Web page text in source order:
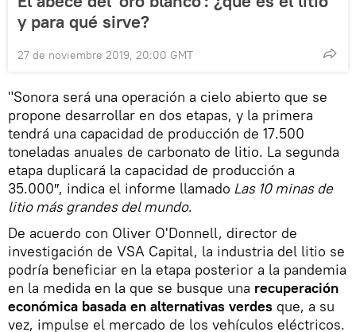
y para qué sirve?
27 de noviembre 2019, 20:00 GMT
"Sonora será una operación a cielo abierto que se
propone desarrollar en dos etapas, y la primera
tendrá una capacidad de producción de 17.500
toneladas anuales de carbonato de litio. La segunda
etapa duplicará la capacidad de producción a
35.000″, indica el informe llamado Las 10 minas de
litio más grandes del mundo.
De acuerdo con Oliver O'Donnell, director de
investigación de VSA Capital, la industria del litio se
podría beneficiar en la etapa posterior a la pandemia
en la medida en la que se busque una recuperación
económica basada en alternativas verdes que, a su
vez, impulse el mercado de los vehículos eléctricos.